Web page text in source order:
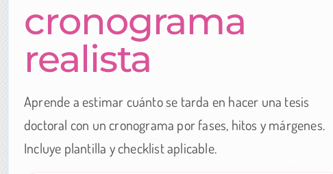
cronograma
realista
Aprende a estimar cuánto se tarda en hacer una tesis
doctoral con un cronograma por fases, hitos y márgenes.
Incluye plantilla y checklist aplicable.